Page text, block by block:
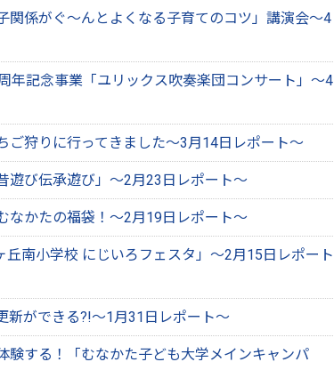
関係がぐ～んとよくなる子育てのコツ」講演会～4
年記念事業「ユリックス吹奏楽団コンサート」～4
ご狩りに行ってきました～3月14日レポート～
遊び伝承遊び」～2月23日レポート～
なかたの福袋！～2月19日レポート～
丘南小学校 にじいろフェスタ」～2月15日レポート
新ができる?!～1月31日レポート～
験する！「むなかた子ども大学メインキャンパ